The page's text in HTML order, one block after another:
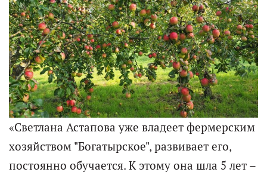
«Светлана Астапова уже владеет фермерским
хозяйством "Богатырское", развивает его,
постоянно обучается. К этому она шла 5 лет –